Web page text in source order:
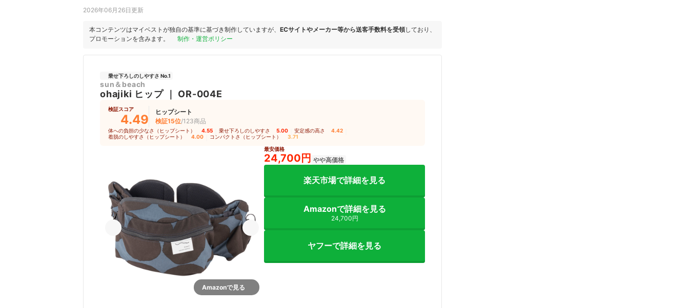
2026年06月26日更新
本コンテンツはマイベストが独自の基準に基づき制作していますが、 ECサイトやメーカー等から送客手数料を受領しており、
プロモーションを含みます。
制作・運営ポリシー
乗せ下ろしのしやすさ No.1
sun＆beach
ohajiki ヒップ｜ OR-004E
検証スコア
4.49
ヒップシート
検証15位/123商品
体への負担の少なさ（ヒップシート） 4.55 乗せ下ろしのしやすさ 5.00 安定感の高さ 4.42
着脱のしやすさ（ヒップシート） 4.00 コンパクトさ（ヒップシート） 3.71
Amazonで見る
最安価格
24,700円 やや高価格
楽天市場で詳細を見る
Amazonで詳細を見る
24,700円
ヤフーで詳細を見る